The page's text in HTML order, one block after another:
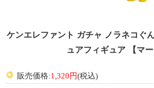
ケンエレファント ガチャ ノラネコぐ
ュアフィギュア 【マー
販売価格:1,320円(税込)